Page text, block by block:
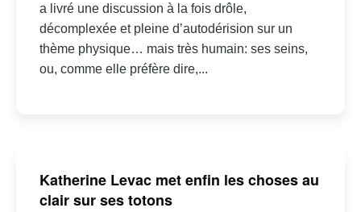
a livré une discussion à la fois drôle,
décomplexée et pleine d’autodérision sur un
thème physique… mais très humain: ses seins,
ou, comme elle préfère dire,...
Katherine Levac met enfin les choses au
clair sur ses totons